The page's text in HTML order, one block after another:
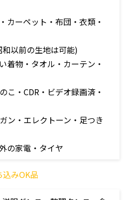
カーペット・布団・衣類・
以前の生地は可能)
着物・タオル・カーテン・
こ・CDR・ビデオ録画済・
ン・エレクトーン・足つき
の家電・タイヤ
込みOK品